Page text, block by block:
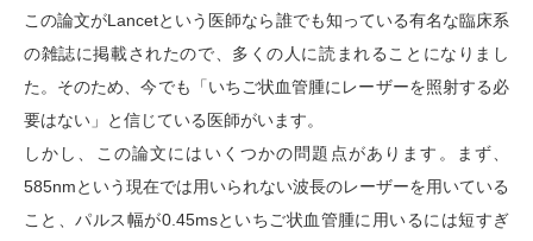
この論文がLancetという医師なら誰でも知っている有名な臨床系
の雑誌に掲載されたので、多くの人に読まれることになりまし
た。そのため、今でも「いちご状血管腫にレーザーを照射する必
要はない」と信じている医師がいます。
しかし、この論文にはいくつかの問題点があります。まず、
585nmという現在では用いられない波長のレーザーを用いている
こと、パルス幅が0.45msといちご状血管腫に用いるには短すぎ